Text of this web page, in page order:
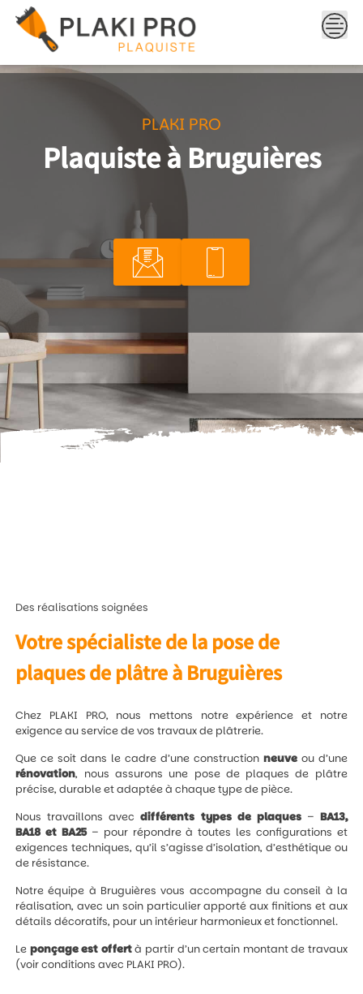
content
PLAKI PRO
Plaquiste à Bruguières
Des réalisations soignées
Votre spécialiste de la pose de
plaques de plâtre à Bruguières
Chez PLAKI PRO, nous mettons notre expérience et notre
exigence au service de vos travaux de plâtrerie.
Que ce soit dans le cadre d’une construction neuveou d’une
rénovation, nous assurons une pose de plaques de plâtre
précise, durable et adaptée à chaque type de pièce.
Nous travaillons avecdifférents types de plaques– BA13,
BA18 et BA25– pour répondre à toutes les configurations et
exigences techniques, qu’il s’agisse d’isolation, d’esthétique ou
de résistance.
Notre équipe à Bruguières vous accompagne du conseil à la
réalisation, avec un soin particulier apporté aux finitions et aux
détails décoratifs, pour un intérieur harmonieux et fonctionnel.
Le ponçage est offertà partir d’un certain montant de travaux
(voir conditions avec PLAKI PRO).